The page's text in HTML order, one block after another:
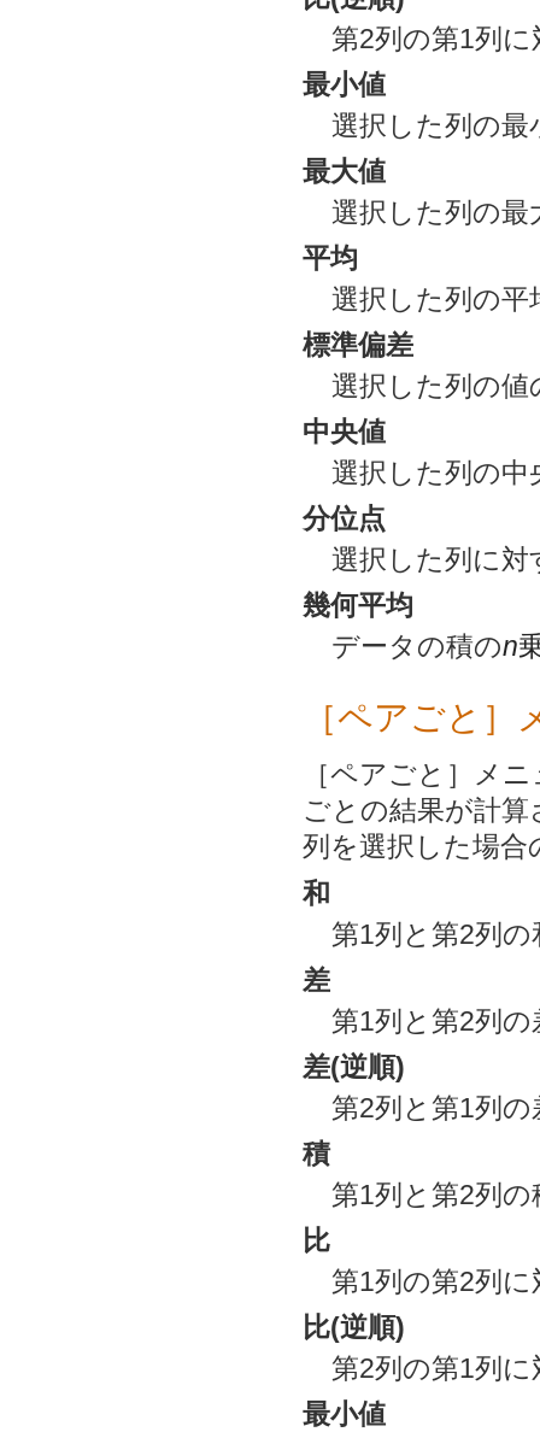
第2列の第1列
最小値
選択した列の最
最大値
選択した列の最
平均
選択した列の平
標準偏差
選択した列の値
中央値
選択した列の中
分位点
選択した列に対
幾何平均
データの積のn
［ペアごと］
［ペアごと］メ
ごとの結果が計
列を選択した場
和
第1列と第2列
差
第1列と第2列
差(逆順)
第2列と第1列
積
第1列と第2列
比
第1列の第2列
比(逆順)
第2列の第1列
最小値